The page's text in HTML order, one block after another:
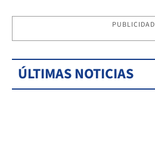
PUBLICIDAD
ÚLTIMAS NOTICIAS